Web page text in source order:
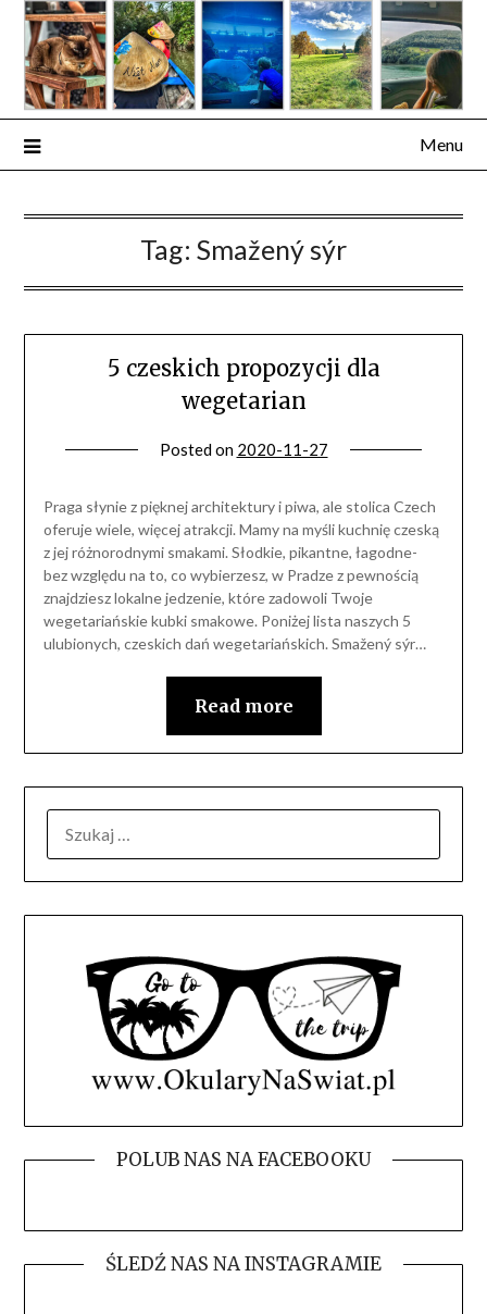
Skip
content
Menu
Tag: Smažený sýr
5 czeskich propozycji dla
wegetarian
Posted on 2020-11-27
Praga słynie z pięknej architektury i piwa, ale stolica Czech
oferuje wiele, więcej atrakcji. Mamy na myśli kuchnię czeską
z jej różnorodnymi smakami. Słodkie, pikantne, łagodne-
bez względu na to, co wybierzesz, w Pradze z pewnością
znajdziesz lokalne jedzenie, które zadowoli Twoje
wegetariańskie kubki smakowe. Poniżej lista naszych 5
ulubionych, czeskich dań wegetariańskich. Smažený sýr…
Read more
POLUB NAS NA FACEBOOKU
ŚLEDŹ NAS NA INSTAGRAMIE